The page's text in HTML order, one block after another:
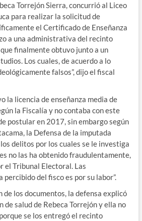
Torrejón Sierra, concurrió al Liceo
para realizar la solicitud de
el Certificado de Enseñanza
a una administrativa del recinto
finalmente obtuvo junto a un
Los cuales, de acuerdo a lo
falsos”, dijo el fiscal
la licencia de enseñanza media de
la Fiscalía y no contaba con este
postular en 2017, sin embargo según
la Defensa de la imputada
delitos por los cuales se le investiga
no las ha obtenido fraudulentamente,
el Tribunal Electoral. Las
percibido del fisco es por su labor”.
de los documentos, la defensa explicó
de salud de Rebeca Torrejón y ella no
se los entregó el recinto